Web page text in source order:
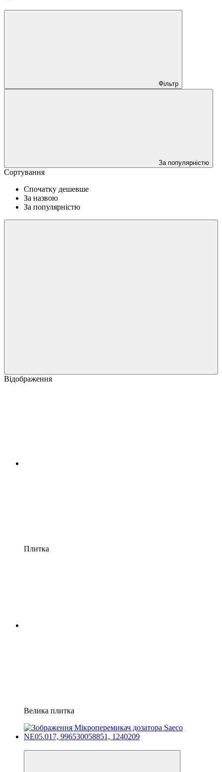
Фільтр
За популярністю
Сортування
Спочатку дешевше
За назвою
За популярністю
Відображення
Плитка
Велика плитка